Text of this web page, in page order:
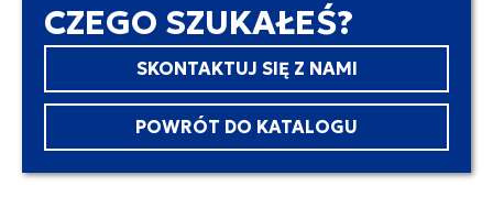
CZEGO SZUKAŁEŚ?
SKONTAKTUJ SIĘ Z NAMI
POWRÓT DO KATALOGU